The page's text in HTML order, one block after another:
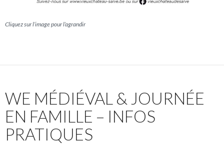
Cliquez sur l’image pour l’agrandir
WE MÉDIÉVAL & JOURNÉE
EN FAMILLE – INFOS
PRATIQUES